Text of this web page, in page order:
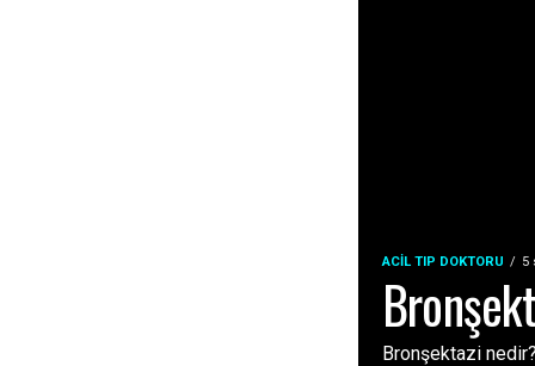
ACIL TIP DOKTORU 5
Bronşektazi